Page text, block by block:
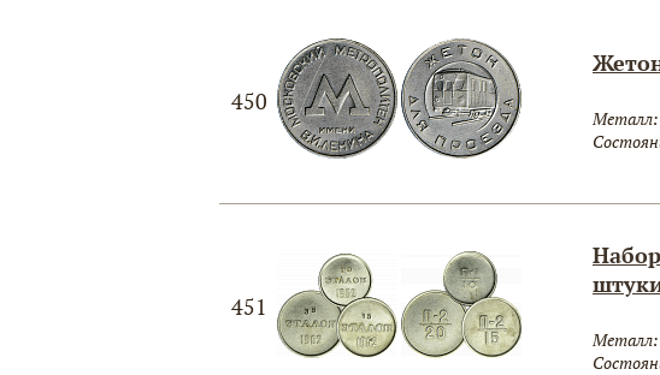
450
Металл:
451
Металл: